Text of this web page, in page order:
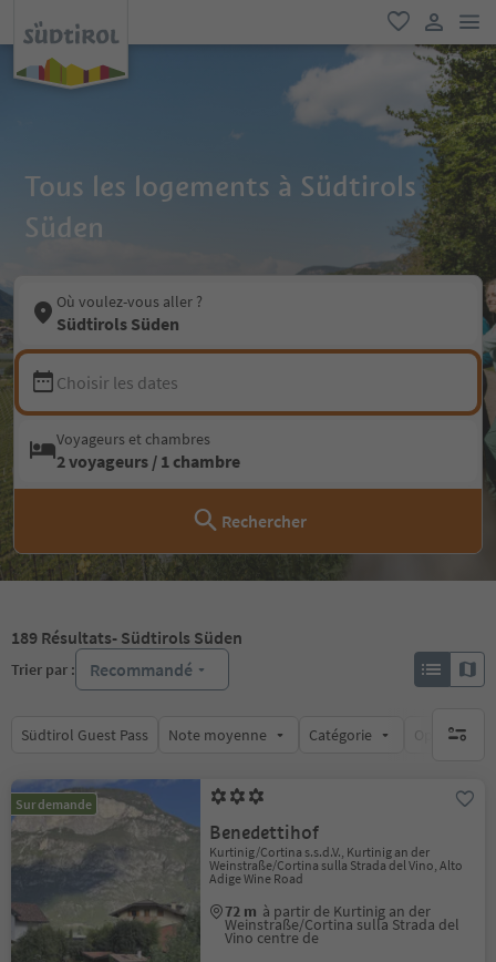
favori
lien
Tous les logements à Südtirols
Süden
Où voulez-vous aller ?
Südtirols Süden
Choisir les dates
Voyageurs et chambres
2 voyageurs / 1 chambre
Rechercher
189 Résultats- Südtirols Süden
Trier par : Recommandé
Südtirol Guest Pass Note moyenne Catégorie Options de
aucun
Sur demande
Benedettihof
Kurtinig/Cortina s.s.d.V., Kurtinig an der
Weinstraße/Cortina sulla Strada del Vino, Alto
Adige Wine Road
72 m à partir de Kurtinig an der
Weinstraße/Cortina sulla Strada del
Vino centre de